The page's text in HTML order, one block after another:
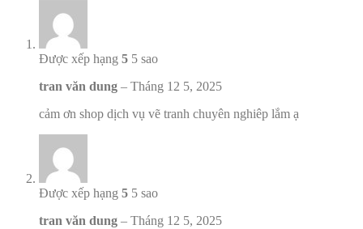
Được xếp hạng 5 5 sao
tran văn dung – Tháng 12 5, 2025
cảm ơn shop dịch vụ vẽ tranh chuyên nghiêp lắm ạ
Được xếp hạng 5 5 sao
tran văn dung – Tháng 12 5, 2025